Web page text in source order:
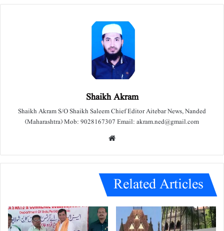
Shaikh Akram
Shaikh Akram S/O Shaikh Saleem Chief Editor Aitebar News, Nanded
(Maharashtra) Mob: 9028167307 Email: akram.ned@gmail.com
e
Related Articles